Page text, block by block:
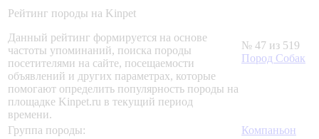
Рейтинг породы на Kinpet
Данный рейтинг формируется на основе
частоты упоминаний, поиска породы
посетителями на сайте, посещаемости
объявлений и других параметрах, которые
помогают определить популярность породы на
площадке Kinpet.ru в текущий период
времени.
№ 47 из 519
Пород Собак
Группа породы:
Компаньон